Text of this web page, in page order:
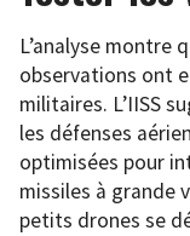
L’analyse montre
observations ont
militaires. L’IISS
les défenses
optimisées pour
missiles à grande
petits drones se